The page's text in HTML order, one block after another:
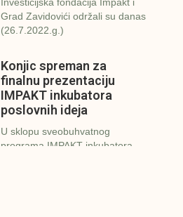
Grad Zavidovići održali su danas
(26.7.2022.g.)
Konjic spreman za
finalnu prezentaciju
IMPAKT inkubatora
poslovnih ideja
U sklopu sveobuhvatnog
programa IMPAKT inkubatora